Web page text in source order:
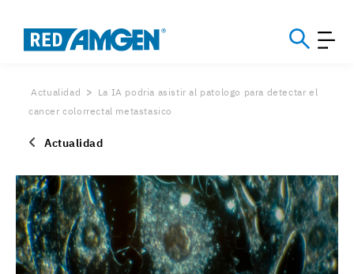
Actualidad
La IA podria asistir al patologo para detectar el
cancer colorrectal metastasico
Actualidad